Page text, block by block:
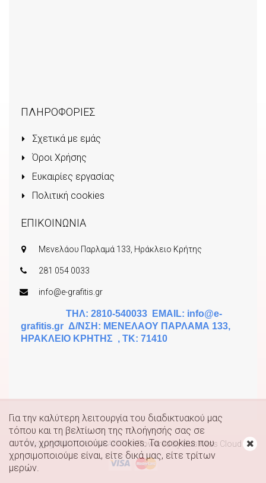
ΠΛΗΡΟΦΟΡΙΕΣ
Σχετικά με εμάς
Όροι Χρήσης
Ευκαιρίες εργασίας
Πολιτική cookies
ΕΠΙΚΟΙΝΩΝΙΑ
Μενελάου Παρλαμά 133, Ηράκλειο Κρήτης
281 054 0033
info@e-grafitis.gr
ΤΗΛ: 2810-540033 EMAIL: info@e-
grafitis.gr Δ/ΝΣΗ: ΜΕΝΕΛΑΟΥ ΠΑΡΛΑΜΑ 133,
ΗΡΑΚΛΕΙΟ ΚΡΗΤΗΣ , ΤΚ: 71410
Copyright © 2026 - GRAFITIS|Powered by Business Cloud
Για την καλύτερη λειτουργία του διαδικτυακού μας
τόπου και τη βελτίωση της πλοήγησής σας σε
αυτόν, χρησιμοποιούμε cookies. Τα cookies που
χρησιμοποιούμε είναι, είτε δικά μας, είτε τρίτων
μερών.